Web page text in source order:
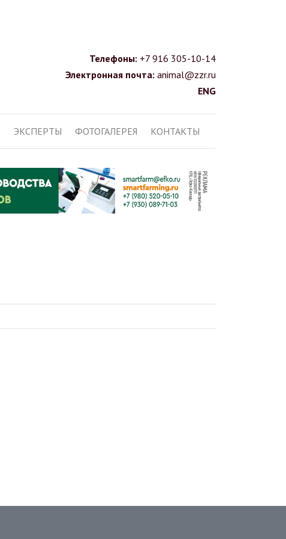
Телефоны: +7 916 305-10-14
Электронная почта: animal@zzr.ru
ENG
ЭКСПЕРТЫ ФОТОГАЛЕРЕЯ КОНТАКТЫ